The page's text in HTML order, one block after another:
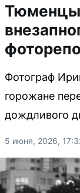
Тюменцы
Фотограф
горожане
дождливого
5 июня, 2026,